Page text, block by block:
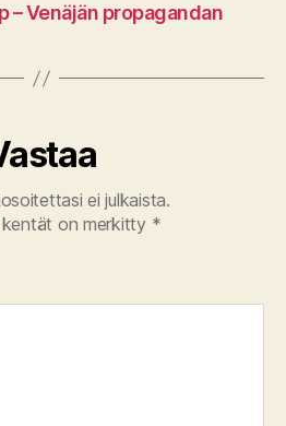
– Venäjän propagandan
ei julkaista.
on merkitty *